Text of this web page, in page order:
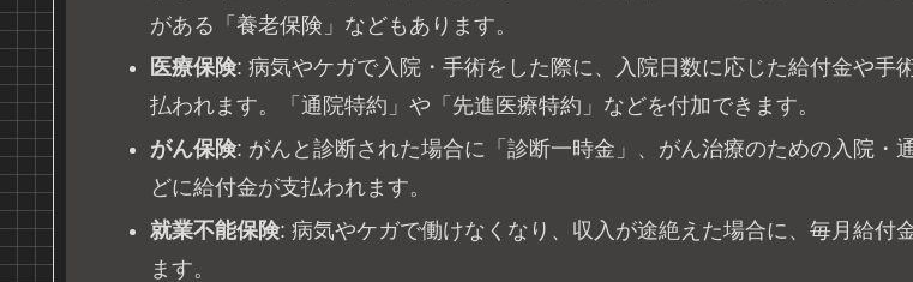
がある「養老保険」などもあります。
医療保険: 病気やケガで入院・手術をした際に、入院日数に応じた給付金や手
払われます。「通院特約」や「先進医療特約」などを付加できます。
がん保険: がんと診断された場合に「診断一時金」、がん治療のための入院・
どに給付金が支払われます。
就業不能保険: 病気やケガで働けなくなり、収入が途絶えた場合に、毎月給付
ます。